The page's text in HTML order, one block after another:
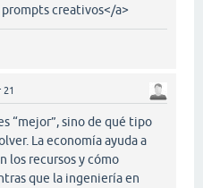
creativos</a>
21
“mejor”, sino de qué tipo
La economía ayuda a
los recursos y cómo
que la ingeniería en